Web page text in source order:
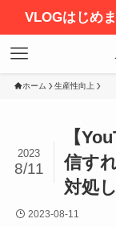
VLOGはじめ
ホーム 生産性向上
【
信す
対処
2023
8/11
2023-08-11